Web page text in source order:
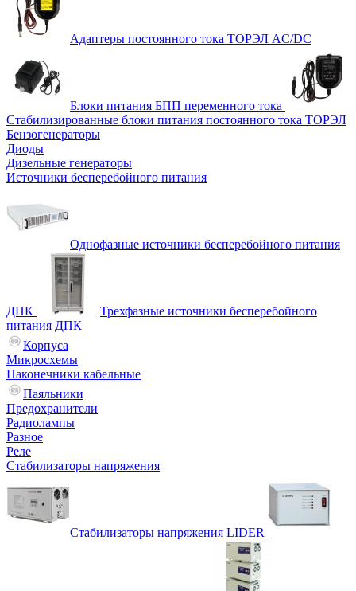
Адаптеры постоянного тока ТОРЭЛ AC/DC
Блоки питания БПП переменного тока
Стабилизированные блоки питания постоянного тока ТОРЭЛ
Бензогенераторы
Диоды
Дизельные генераторы
Источники бесперебойного питания
Однофазные источники бесперебойного питания
ДПК
Трехфазные источники бесперебойного
питания ДПК
Корпуса
Микросхемы
Наконечники кабельные
Паяльники
Предохранители
Радиолампы
Разное
Реле
Стабилизаторы напряжения
Стабилизаторы напряжения LIDER